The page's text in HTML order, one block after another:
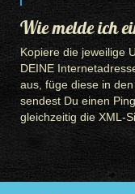
Wie melde ich
Kopiere die jeweilige
DEINE
aus, füge diese in
sendest Du einen
gleichzeitig die XML-